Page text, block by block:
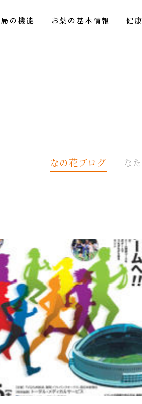
の機能 お薬の基本情報 健
なの花ブログ な